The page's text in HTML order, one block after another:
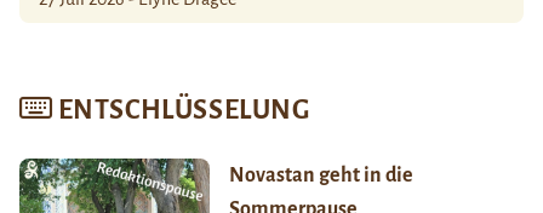
ENTSCHLÜSSELUNG
Novastan geht in die